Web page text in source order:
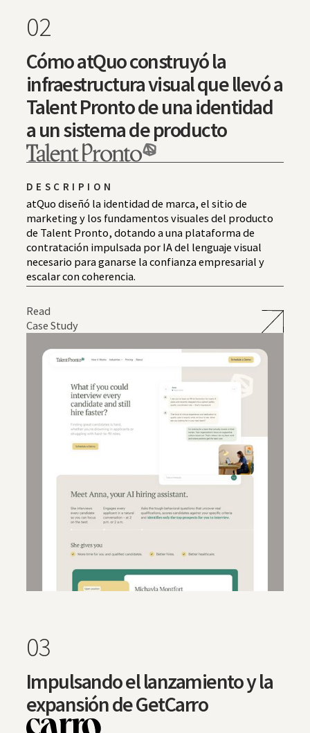
02
Cómo atQuo construyó la
infraestructura visual que llevó a
Talent Pronto de una identidad
a un sistema de producto
DESCRIPION
atQuo diseñó la identidad de marca, el sitio de
marketing y los fundamentos visuales del producto
de Talent Pronto, dotando a una plataforma de
contratación impulsada por IA del lenguaje visual
necesario para ganarse la confianza empresarial y
escalar con coherencia.
Read
Case Study
03
Impulsando el lanzamiento y la
expansión de GetCarro